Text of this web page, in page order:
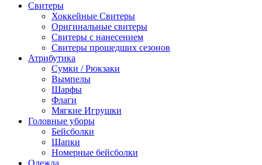
Свитеры
Хоккейные Свитеры
Оригинальные свитеры
Свитеры с нанесением
Свитеры прошедших сезонов
Атрибутика
Сумки / Рюкзаки
Вымпелы
Шарфы
Флаги
Мягкие Игрушки
Головные уборы
Бейсболки
Шапки
Номерные бейсболки
Одежда